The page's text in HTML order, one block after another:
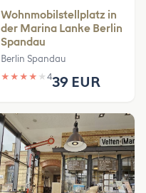
Wohnmobilstellplatz in
der Marina Lanke Berlin
Spandau
Berlin Spandau
★ ★ ★ ★ ★ 439 EUR